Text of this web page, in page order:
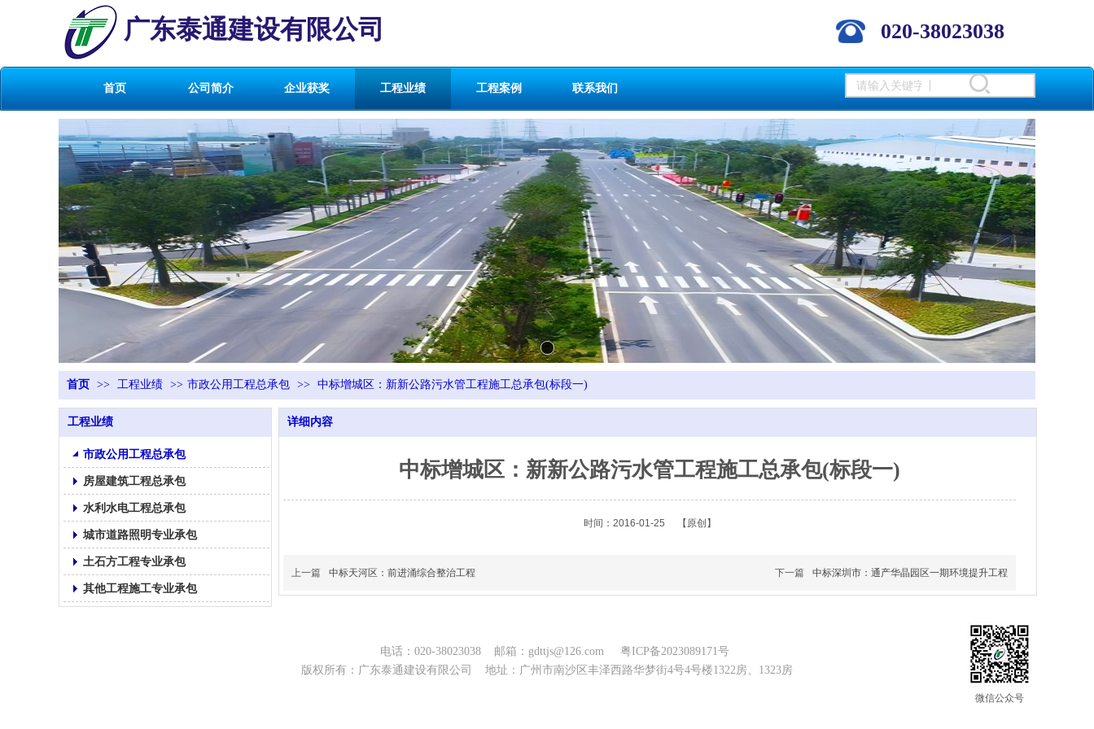
020-38023038
广东泰通建设有限公司
首页 公司简介 企业获奖 工程业绩 工程案例 联系我们
首页 >> 工程业绩 >> 市政公用工程总承包 >> 中标增城区：新新公路污水管工程施工总承包(标段一)
工程业绩
市政公用工程总承包
房屋建筑工程总承包
水利水电工程总承包
城市道路照明专业承包
土石方工程专业承包
其他工程施工专业承包
详细内容
中标增城区：新新公路污水管工程施工总承包(标段一)
时间：2016-01-25 【原创】
上一篇 中标天河区：前进涌综合整治工程 下一篇 中标深圳市：通产华晶园区一期环境提升工程
电话：020-38023038 邮箱：gdttjs@126.com 粤ICP备2023089171号
版权所有：广东泰通建设有限公司 地址：广州市南沙区丰泽西路华梦街4号4号楼1322房、1323房
微信公众号